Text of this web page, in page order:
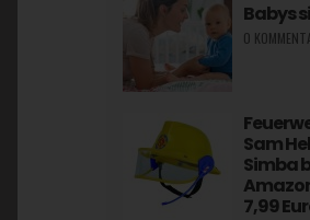
Babys
0
Sam
Simba
7,99